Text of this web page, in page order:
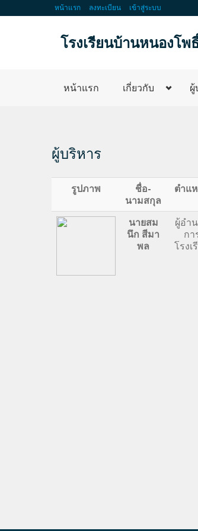
หน้าแรก ลงทะเบียน เข้าสู่ระบบ
โรงเรียนบ้านหนองโพ
หน้าแรก เกี่ยวกับ ผู้
ผู้บริหาร
รูปภาพ
ชื่อ-
นามสกุล
ตำแ
นายสม
นึก สีมา
พล
ผู้อำ
กา
โรงเ